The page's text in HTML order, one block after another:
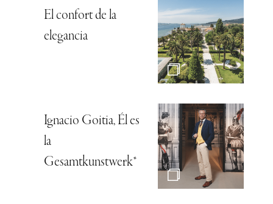
El confort de la
elegancia
Ignacio Goitia, Él es
la
Gesamtkunstwerk*